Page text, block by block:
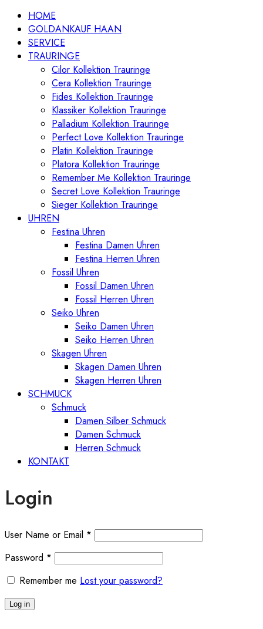
HOME
GOLDANKAUF HAAN
SERVICE
TRAURINGE
Cilor Kollektion Trauringe
Cera Kollektion Trauringe
Fides Kollektion Trauringe
Klassiker Kollektion Trauringe
Palladium Kollektion Trauringe
Perfect Love Kollektion Trauringe
Platin Kollektion Trauringe
Platora Kollektion Trauringe
Remember Me Kollektion Trauringe
Secret Love Kollektion Trauringe
Sieger Kollektion Trauringe
UHREN
Festina Uhren
Festina Damen Uhren
Festina Herren Uhren
Fossil Uhren
Fossil Damen Uhren
Fossil Herren Uhren
Seiko Uhren
Seiko Damen Uhren
Seiko Herren Uhren
Skagen Uhren
Skagen Damen Uhren
Skagen Herren Uhren
SCHMUCK
Schmuck
Damen Silber Schmuck
Damen Schmuck
Herren Schmuck
KONTAKT
Login
User Name or Email *
Password *
Remember me Lost your password?
Log in